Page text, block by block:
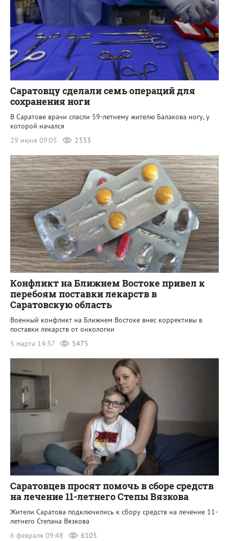
Саратовцу сделали семь операций для
сохранения ноги
В Саратове врачи спасли 59-летнему жителю Балакова ногу, у
которой начался
29 июня 09:05
2333
Конфликт на Ближнем Востоке привел к
перебоям поставки лекарств в
Саратовскую область
Военный конфликт на Ближнем Востоке внес коррективы в
поставки лекарств от онкологии
5 марта 14:37
5475
Саратовцев просят помочь в сборе средств
на лечение 11-летнего Степы Вязкова
Жители Саратова подключились к сбору средств на лечение 11-
летнего Степана Вязкова
6 февраля 09:48
6105